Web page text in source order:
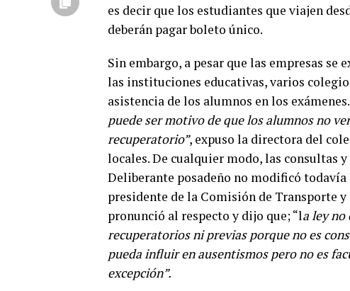
es decir que los estudiantes que viajen
deberán pagar boleto único.
Sin embargo, a pesar que las empresas se
las instituciones educativas, varios
asistencia de los alumnos en los exámenes.
puede ser motivo de que los alumnos no
recuperatorio”, expuso la directora del
locales. De cualquier modo, las consultas
Deliberante posadeño no modificó
presidente de la Comisión de Transporte
pronunció al respecto y dijo que; “la ley
recuperatorios ni previas porque no es
pueda influir en ausentismos pero no es
excepción”.